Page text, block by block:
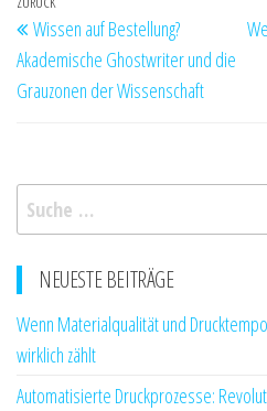
den Online-Vertrieb
Navigation
Vorheriger
Beitrag
Wissen auf Bestellung?
Akademische Ghostwriter und die
Grauzonen der Wissenschaft
Suche
nach:
NEUESTE BEITRÄGE
Wenn Materialqualität und
wirklich zählt
Automatisierte Druckprozesse: